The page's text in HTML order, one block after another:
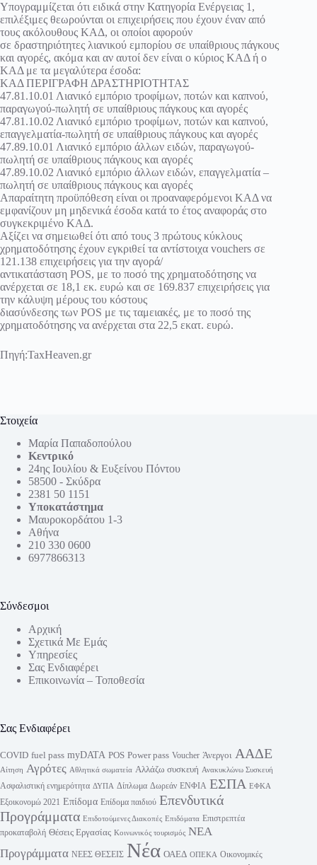
Υπογραμμίζεται ότι ειδικά στην Κατηγορία Ενέργειας 1,
επιλέξιμες θεωρούνται οι επιχειρήσεις που έχουν έναν από
τους ακόλουθους ΚΑΔ, οι οποίοι αφορούν
σε δραστηριότητες λιανικού εμπορίου σε υπαίθριους πάγκους
και αγορές, ακόμα και αν αυτοί δεν είναι ο κύριος ΚΑΔ ή ο
ΚΑΔ με τα μεγαλύτερα έσοδα:
ΚΑΔ ΠΕΡΙΓΡΑΦΗ ΔΡΑΣΤΗΡΙΟΤΗΤΑΣ
47.81.10.01 Λιανικό εμπόριο τροφίμων, ποτών και καπνού,
παραγωγού-πωλητή σε υπαίθριους πάγκους και αγορές
47.81.10.02 Λιανικό εμπόριο τροφίμων, ποτών και καπνού,
επαγγελματία-πωλητή σε υπαίθριους πάγκους και αγορές
47.89.10.01 Λιανικό εμπόριο άλλων ειδών, παραγωγού-
πωλητή σε υπαίθριους πάγκους και αγορές
47.89.10.02 Λιανικό εμπόριο άλλων ειδών, επαγγελματία –
πωλητή σε υπαίθριους πάγκους και αγορές
Απαραίτητη προϋπόθεση είναι οι προαναφερόμενοι ΚΑΔ να
εμφανίζουν μη μηδενικά έσοδα κατά το έτος αναφοράς στο
συγκεκριμένο ΚΑΔ.
Αξίζει να σημειωθεί ότι από τους 3 πρώτους κύκλους
χρηματοδότησης έχουν εγκριθεί τα αντίστοιχα vouchers σε
121.138 επιχειρήσεις για την αγορά/
αντικατάσταση POS, με το ποσό της χρηματοδότησης να
ανέρχεται σε 18,1 εκ. ευρώ και σε 169.837 επιχειρήσεις για
την κάλυψη μέρους του κόστους
διασύνδεσης των POS με τις ταμειακές, με το ποσό της
χρηματοδότησης να ανέρχεται στα 22,5 εκατ. ευρώ.
Πηγή:TaxHeaven.gr
Στοιχεία
Μαρία Παπαδοπούλου
Κεντρικό
24ης Ιουλίου & Ευξείνου Πόντου
58500 - Σκύδρα
2381 50 1151
Υποκατάστημα
Μαυροκορδάτου 1-3
Αθήνα
210 330 0600
6977866313
Σύνδεσμοι
Αρχική
Σχετικά Με Εμάς
Υπηρεσίες
Σας Ενδιαφέρει
Επικοινωνία – Τοποθεσία
Σας Ενδιαφέρει
COVID fuel pass myDATA POS Power pass Voucher Άνεργοι ΑΑΔΕ
Αίτηση Αγρότες Αθλητικά σωματεία Αλλάζω συσκευή Ανακυκλώνω Συσκευή
Ασφαλιστική ενημερότητα ΔΥΠΑ Δίπλωμα Δωρεάν ΕΝΦΙΑ ΕΣΠΑ ΕΦΚΑ
Εξοικονομώ 2021 Επίδομα Επίδομα παιδιού Επενδυτικά
Προγράμματα Επιδοτούμενες Διακοπές Επιδόματα Επιστρεπτέα
προκαταβολή Θέσεις Εργασίας Κοινωνικός τουρισμός ΝΕΑ
Προγράμματα ΝΕΕΣ ΘΕΣΕΙΣ Νέα ΟΑΕΔ ΟΠΕΚΑ Οικονομικές